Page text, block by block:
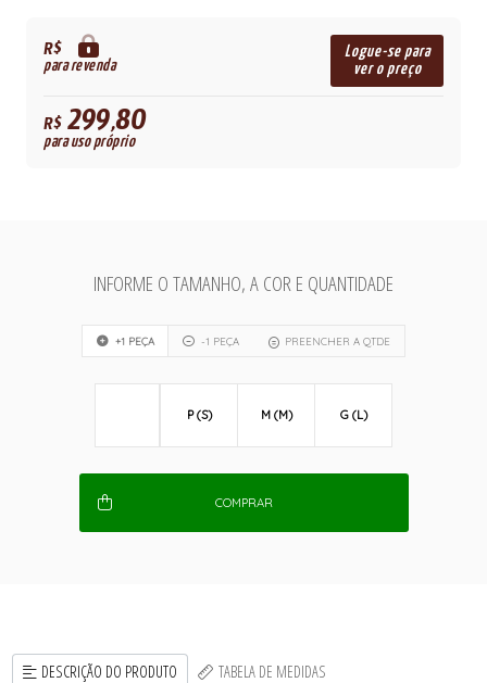
R$
para revenda
Logue-se para
ver o preço
R$299,80
para uso próprio
INFORME O TAMANHO, A COR E QUANTIDADE
+1 PEÇA -1 PEÇA PREENCHER A QTDE
P (S) M (M) G (L)
COMPRAR
DESCRIÇÃO DO PRODUTO TABELA DE MEDIDAS